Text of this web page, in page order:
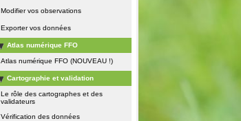
Modifier vos observations
Exporter vos données
Atlas numérique FFO
Atlas numérique FFO (NOUVEAU !)
Cartographie et validation
Le rôle des cartographes et des
validateurs
Vérification des données